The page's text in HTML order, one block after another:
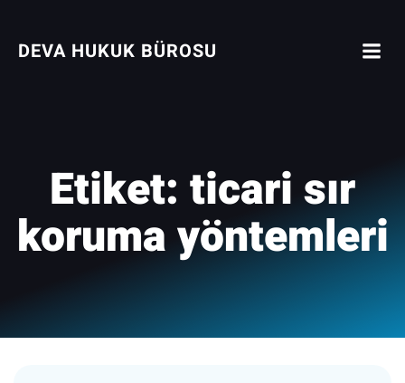
DEVA HUKUK BÜROSU
Etiket: ticari sır
koruma yöntemleri